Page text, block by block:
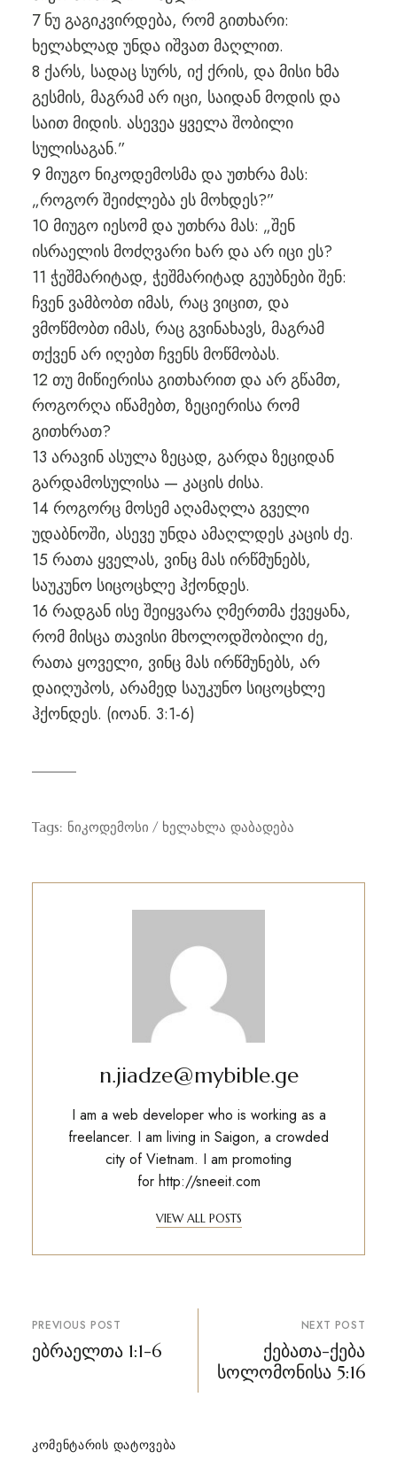
7 ნუ გაგიკვირდება, რომ გითხარი:
ხელახლად უნდა იშვათ მაღლით.
8 ქარს, სადაც სურს, იქ ქრის, და მისი ხმა
გესმის, მაგრამ არ იცი, საიდან მოდის და
საით მიდის. ასევეა ყველა შობილი
სულისაგან.”
9 მიუგო ნიკოდემოსმა და უთხრა მას:
„როგორ შეიძლება ეს მოხდეს?”
10 მიუგო იესომ და უთხრა მას: „შენ
ისრაელის მოძღვარი ხარ და არ იცი ეს?
11 ჭეშმარიტად, ჭეშმარიტად გეუბნები შენ:
ჩვენ ვამბობთ იმას, რაც ვიცით, და
ვმოწმობთ იმას, რაც გვინახავს, მაგრამ
თქვენ არ იღებთ ჩვენს მოწმობას.
12 თუ მიწიერისა გითხარით და არ გწამთ,
როგორღა იწამებთ, ზეციერისა რომ
გითხრათ?
13 არავინ ასულა ზეცად, გარდა ზეციდან
გარდამოსულისა — კაცის ძისა.
14 როგორც მოსემ აღამაღლა გველი
უდაბნოში, ასევე უნდა ამაღლდეს კაცის ძე.
15 რათა ყველას, ვინც მას ირწმუნებს,
საუკუნო სიცოცხლე ჰქონდეს.
16 რადგან ისე შეიყვარა ღმერთმა ქვეყანა,
რომ მისცა თავისი მხოლოდშობილი ძე,
რათა ყოველი, ვინც მას ირწმუნებს, არ
დაიღუპოს, არამედ საუკუნო სიცოცხლე
ჰქონდეს. (იოან. 3:1-6)
Tags: ნიკოდემოსი ხელახლა დაბადება
n.jiadze@mybible.ge
I am a web developer who is working as a
freelancer. I am living in Saigon, a crowded
city of Vietnam. I am promoting
for http://sneeit.com
VIEW ALL POSTS
პოსტის
ნავიგაცია
PREVIOUS POST
ებრაელთა 1:1-6
NEXT POST
ქებათა-ქება
სოლომონისა 5:16
ᲙᲝᲛᲔᲜᲢᲐᲠᲘᲡ ᲓᲐᲢᲝᲕᲔᲑᲐ